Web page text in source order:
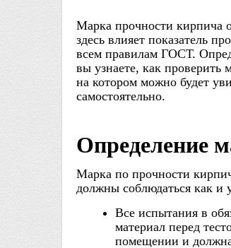
Марка прочности кирпича
здесь влияет показатель
всем правилам ГОСТ.
вы узнаете, как проверить
на котором можно будет
самостоятельно.
Определение
Марка по прочности
должны соблюдаться как и
Все испытания в
материал перед
помещении и